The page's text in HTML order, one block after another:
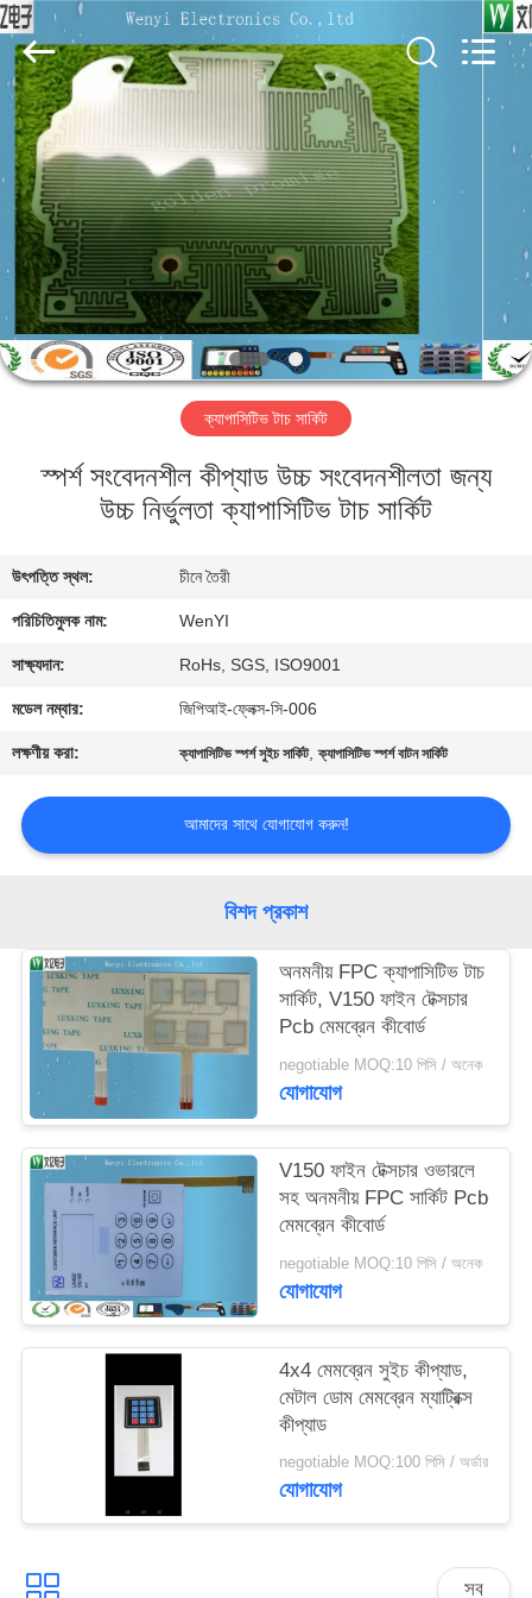
বাড়ি
পণ্য
আমাদের
সম্পর্কে
কারখানা
যোগাযোগ
করুন
উদ্ধৃতির
আবেদন
ম্যাপ
PRIVACY
POLICY
Jinyuanhang
Electronic
Technology
Co.,
Ltd.
All
Rights
Reserved.
ক্যাপাসিটিভ টাচ সার্কিট
স্পর্শ সংবেদনশীল কীপ্যাড উচ্চ সংবেদনশীলতা জন্য
উচ্চ নির্ভুলতা ক্যাপাসিটিভ টাচ সার্কিট
উৎপত্তি স্থল: চীনে তৈরী
পরিচিতিমুলক নাম: WenYI
সাক্ষ্যদান: RoHs, SGS, ISO9001
মডেল নম্বার: জিপিআই-ফ্লেক্স-সি-006
লক্ষণীয় করা: ক্যাপাসিটিভ স্পর্শ সুইচ সার্কিট,ক্যাপাসিটিভ স্পর্শ বাটন সার্কিট
আমাদের সাথে যোগাযোগ করুন!
বিশদ প্রকাশ
অনমনীয় FPC ক্যাপাসিটিভ টাচ
সার্কিট, V150 ফাইন টেক্সচার
Pcb মেমব্রেন কীবোর্ড
negotiable MOQ:10 পিসি / অনেক
যোগাযোগ
V150 ফাইন টেক্সচার ওভারলে
সহ অনমনীয় FPC সার্কিট Pcb
মেমব্রেন কীবোর্ড
negotiable MOQ:10 পিসি / অনেক
যোগাযোগ
4x4 মেমব্রেন সুইচ কীপ্যাড,
মেটাল ডোম মেমব্রেন ম্যাট্রিক্স
কীপ্যাড
negotiable MOQ:100 পিসি / অর্ডার
যোগাযোগ
সব